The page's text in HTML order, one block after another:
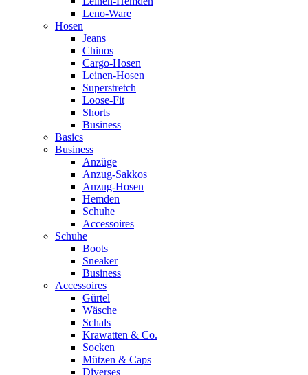
Leno-Ware
Hosen
Jeans
Chinos
Cargo-Hosen
Leinen-Hosen
Superstretch
Loose-Fit
Shorts
Business
Basics
Business
Anzüge
Anzug-Sakkos
Anzug-Hosen
Hemden
Schuhe
Accessoires
Schuhe
Boots
Sneaker
Business
Accessoires
Gürtel
Wäsche
Schals
Krawatten & Co.
Socken
Mützen & Caps
Diverses